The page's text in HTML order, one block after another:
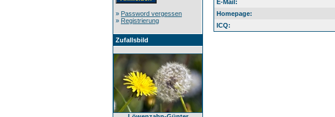
» Password vergessen
» Registrierung
Zufallsbild
E-Mail:
Homepage:
ICQ: